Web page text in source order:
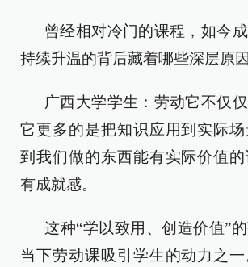
曾经相对冷门的课程，如今
持续升温的背后藏着哪些深层原
广西大学学生：劳动它不仅
它更多的是把知识应用到实际
到我们做的东西能有实际价值
有成就感。
这种“学以致用、创造价值”
当下劳动课吸引学生的动力之